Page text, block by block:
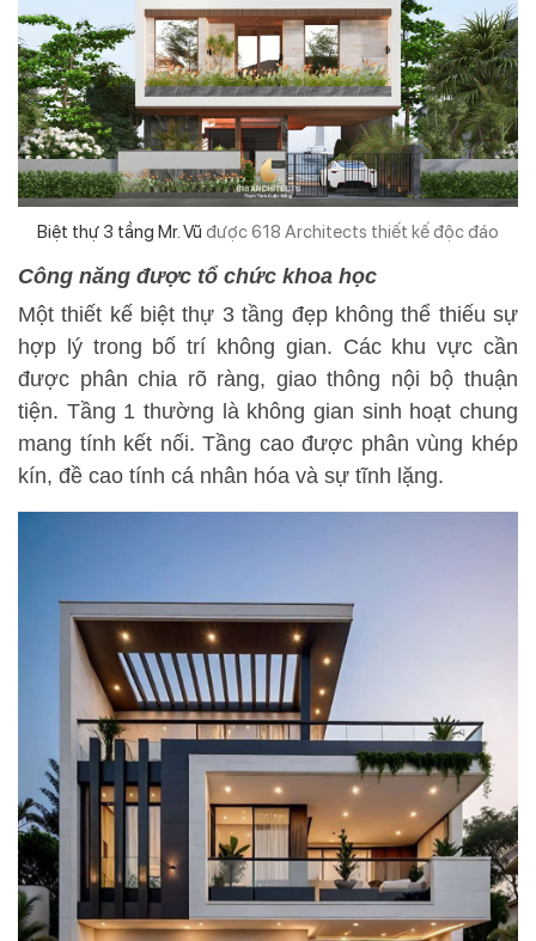
Biệt thự 3 tầng Mr. Vũ được 618 Architects thiết kế độc đáo
Công năng được tổ chức khoa học
Một thiết kế biệt thự 3 tầng đẹp không thể thiếu sự
hợp lý trong bố trí không gian. Các khu vực cần
được phân chia rõ ràng, giao thông nội bộ thuận
tiện. Tầng 1 thường là không gian sinh hoạt chung
mang tính kết nối. Tầng cao được phân vùng khép
kín, đề cao tính cá nhân hóa và sự tĩnh lặng.